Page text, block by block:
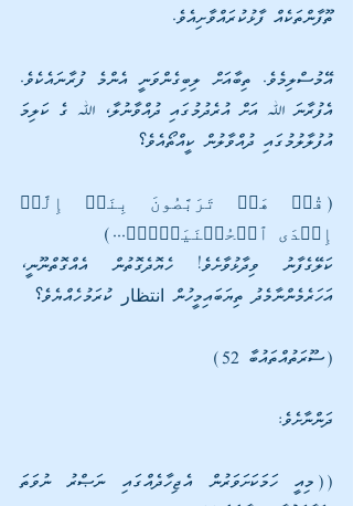
ތޫފާންތަކެއް ފާޅުކުރައްވާށިއެވެ.
އުފުލާލުމުގައި ދުއްވާލުން ކީއްތޯއެވެ؟
إِحۡدَى ٱلۡحُسۡنَیَیۡنِۖ...)
އަހަރެމެންނާމެދު ތިޔަބައިމީހުން انتظار ކުރަމުހެއްޔެވެ؟
(ސޫރަތުއްތައުބާ 52)
ދަންނާށެވެ:
((މިއީ ހަމަކަށަވަރުން އެޖިހާދެއްގައި ނަޞްރު ނުވަތަ